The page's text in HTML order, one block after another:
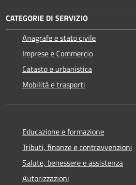
CATEGORIE DI SERVIZIO
Anagrafe e stato civile
Imprese e Commercio
Catasto e urbanistica
Mobilità e trasporti
Educazione e formazione
Tributi, finanze e contravvenzioni
Salute, benessere e assistenza
Autorizzazioni